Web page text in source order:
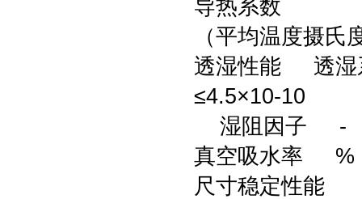
导热系数
（平均温度摄
透湿性能 透湿
≤4.5×10-10
湿阻因子 -
真空吸水率
尺寸稳定性能